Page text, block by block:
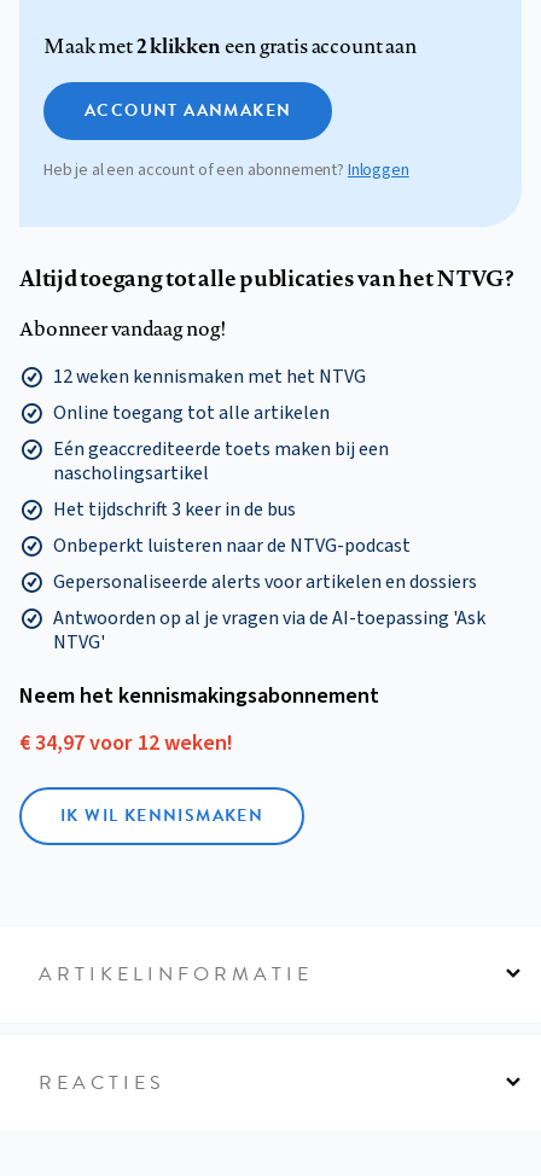
Maak met2 klikkeneen gratis account aan
ACCOUNT AANMAKEN
Heb je al een account of een abonnement? Inloggen
Altijd toegang tot alle publicaties van het NTVG?
Abonneer vandaag nog!
12 weken kennismaken met het NTVG
Online toegang tot alle artikelen
Eén geaccrediteerde toets maken bij een
nascholingsartikel
Het tijdschrift 3 keer in de bus
Onbeperkt luisteren naar de NTVG-podcast
Gepersonaliseerde alerts voor artikelen en dossiers
Antwoorden op al je vragen via de AI-toepassing 'Ask
NTVG'
Neem het kennismakings­abonnement
€ 34,97 voor 12 weken!
IK WIL KENNISMAKEN
ARTIKELINFORMATIE
REACTIES